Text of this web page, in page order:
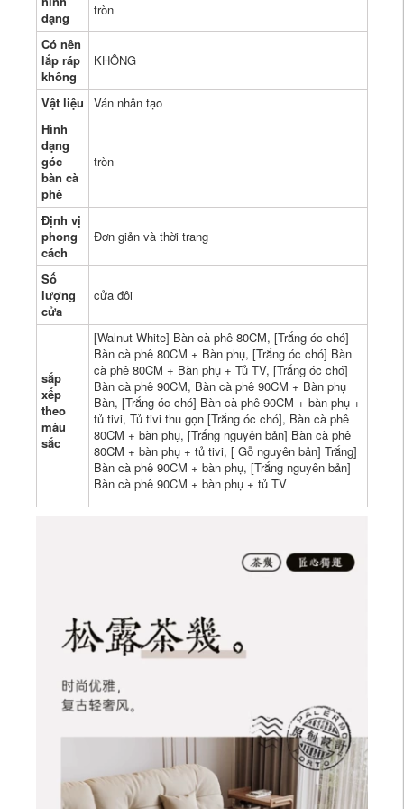
dạng
tròn
Có nên
lắp ráp
không
KHÔNG
Vật liệu
Ván nhân tạo
Hình
dạng
góc
bàn cà
phê
tròn
Định vị
phong
cách
Đơn giản và thời trang
Số
lượng
cửa
cửa đôi
sắp
xếp
theo
màu
sắc
[Walnut White] Bàn cà phê 80CM, [Trắng óc chó]
Bàn cà phê 80CM + Bàn phụ, [Trắng óc chó] Bàn
cà phê 80CM + Bàn phụ + Tủ TV, [Trắng óc chó]
Bàn cà phê 90CM, Bàn cà phê 90CM + Bàn phụ
Bàn, [Trắng óc chó] Bàn cà phê 90CM + bàn phụ +
tủ tivi, Tủ tivi thu gọn [Trắng óc chó], Bàn cà phê
80CM + bàn phụ, [Trắng nguyên bản] Bàn cà phê
80CM + bàn phụ + tủ tivi, [ Gỗ nguyên bản] Trắng]
Bàn cà phê 90CM + bàn phụ, [Trắng nguyên bản]
Bàn cà phê 90CM + bàn phụ + tủ TV